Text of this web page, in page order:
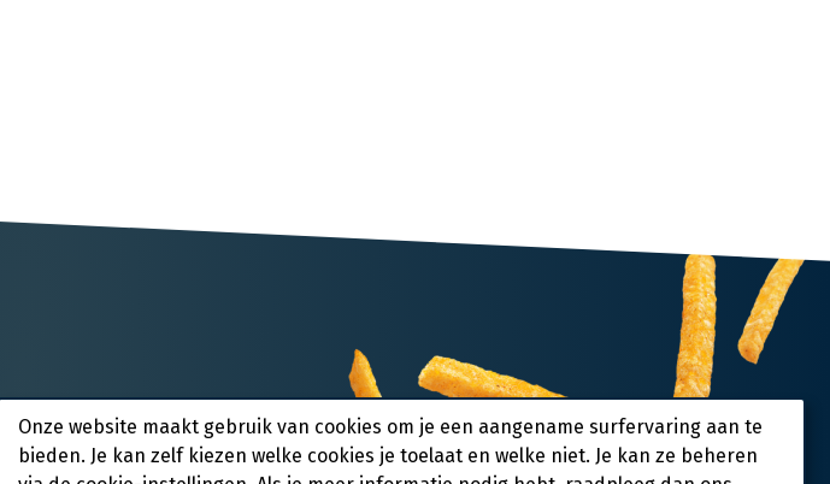
Onze website maakt gebruik van cookies om je een aangename surfervaring aan te
bieden. Je kan zelf kiezen welke cookies je toelaat en welke niet. Je kan ze beheren